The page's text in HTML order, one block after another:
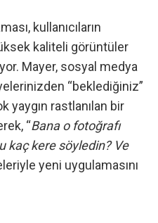
kullanıcıların
kaliteli görüntüler
Mayer, sosyal medya
“beklediğiniz”
yaygın rastlanılan bir
“Bana o fotoğrafı
kaç kere söyledin? Ve
yeni uygulamasını